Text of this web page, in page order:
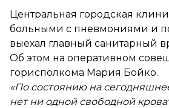
Центральная городская
больными с пневмониями и
выехал главный санитарный
Об этом на оперативном
горисполкома Мария Бойко.
«По состоянию на
нет ни одной свободной